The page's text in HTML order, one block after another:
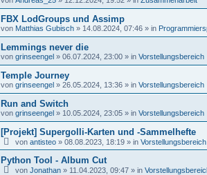
FBX LodGroups und Assimp
von Matthias Gubisch » 14.08.2024, 07:46 » in
Lemmings never die
von grinseengel » 06.07.2024, 23:00 » in Vorstellungsbereich
Temple Journey
von grinseengel » 26.05.2024, 13:36 » in Vorstellungsbereich
Run and Switch
von grinseengel » 10.05.2024, 23:05 » in Vorstellungsbereich
[Projekt] Supergolli-Karten und -Sammelhefte
von antisteo » 08.08.2023, 18:19 » in Vorstellungsbereich
Python Tool - Album Cut
von Jonathan » 11.04.2023, 09:47 » in